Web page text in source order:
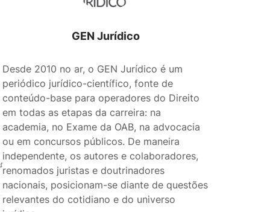
GEN Jurídico
Desde 2010 no ar, o GEN Jurídico é um
periódico jurídico-científico, fonte de
conteúdo-base para operadores do Direito
em todas as etapas da carreira: na
academia, no Exame da OAB, na advocacia
ou em concursos públicos. De maneira
independente, os autores e colaboradores,
renomados juristas e doutrinadores
nacionais, posicionam-se diante de questões
relevantes do cotidiano e do universo